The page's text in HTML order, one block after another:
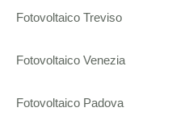
Fotovoltaico Treviso
Fotovoltaico Venezia
Fotovoltaico Padova